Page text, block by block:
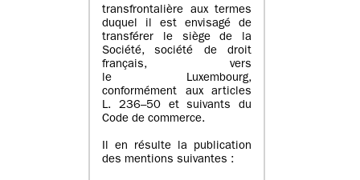
transfrontalière aux termes
duquel il est envisagé de
transférer le siège de la
Société, société de droit
français, vers
le Luxembourg,
conformément aux articles
L. 236–50 et suivants du
Code de commerce.
Il en résulte la publication
des mentions suivantes :